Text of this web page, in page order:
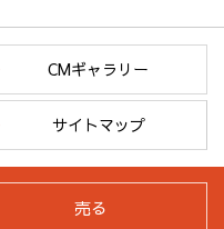
CMギャラリー
サイトマップ
売る